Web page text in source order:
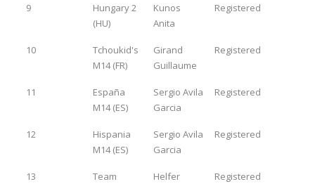
9
Hungary 2
(HU)
Kunos
Anita
Registered
10
Tchoukid's
M14 (FR)
Girand
Guillaume
Registered
11
España
M14 (ES)
Sergio Avila
Garcia
Registered
12
Hispania
M14 (ES)
Sergio Avila
Garcia
Registered
13
Team
Helfer
Registered